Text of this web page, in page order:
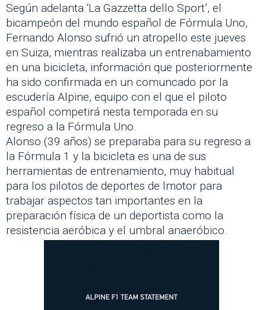
Según adelanta ‘La Gazzetta dello Sport’, el
bicampeón del mundo español de Fórmula Uno,
Fernando Alonso sufrió un atropello este jueves
en Suiza, mientras realizaba un entrenabamiento
en una bicicleta, información que posteriormente
ha sido confirmada en un comuncado por la
escudería Alpine, equipo con el que el piloto
español competirá nesta temporada en su
regreso a la Fórmula Uno.
Alonso (39 años) se preparaba para su regreso a
la Fórmula 1 y la bicicleta es una de sus
herramientas de entrenamiento, muy habitual
para los pilotos de deportes de lmotor para
trabajar aspectos tan importantes en la
preparación física de un deportista como la
resistencia aeróbica y el umbral anaeróbico.